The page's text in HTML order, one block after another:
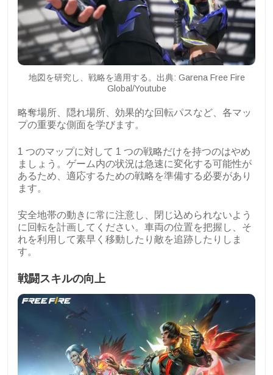
地図を研究し、戦略を適用する。出典: Garena Free Fire
Global/Youtube
略奪場所、隠れ場所、効果的な回転パスなど、各マッ
プの重要な側面を学びます。
1 つのマップに対して 1 つの戦略だけを持つのはやめ
ましょう。ゲーム内の状況は急速に変化する可能性が
あるため、適応するための戦略を準備する必要があり
ます。
安全地帯の動きに常に注意し、閉じ込められないよう
に回転を計画してください。車両の位置を把握し、そ
れを利用して素早く移動したり敵を追跡したりしま
す。
戦闘スキルの向上